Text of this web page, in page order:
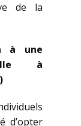
de la
à une
à
d’opter